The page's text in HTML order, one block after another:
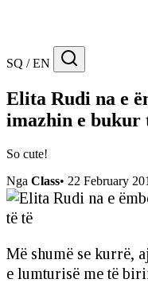
SQ / EN
Elita Rudi na e
imazhin e bukur
So cute!
Nga Class• 22 February
Më shumë se kurrë,
e lumturisë me të